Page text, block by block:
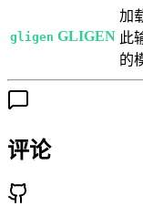
gligen GLIGEN
加
此
的
评论